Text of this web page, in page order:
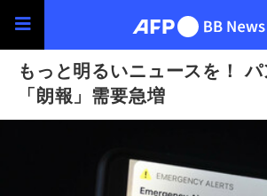
もっと明るいニュースを！
「朗報」需要急増